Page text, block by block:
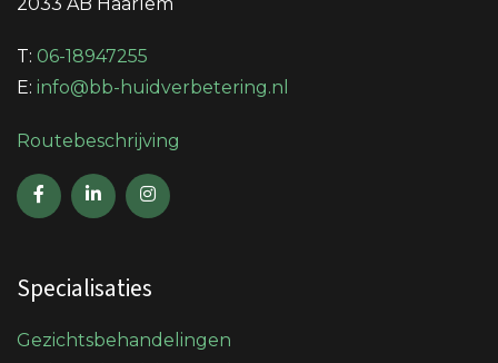
T: 06-18947255
E: info@bb-huidverbetering.nl
Routebeschrijving
Specialisaties
Gezichtsbehandelingen